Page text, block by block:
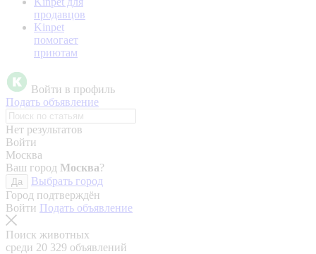
продавцов
Kinpet
помогает
приютам
Войти в профиль
Подать объявление
Нет результатов
Войти
Москва
Ваш город Москва?
Да
Выбрать город
Город подтверждён
Войти Подать объявление
Поиск животных
среди 20 329 объявлений